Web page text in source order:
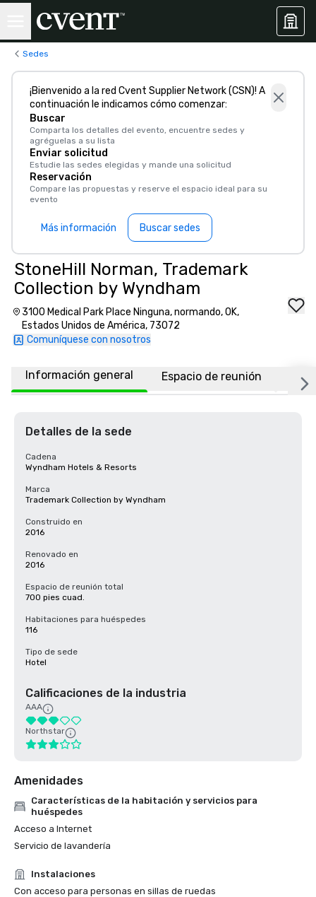
Sedes
¡Bienvenido a la red Cvent Supplier Network (CSN)! A
continuación le indicamos cómo comenzar:
Buscar
Comparta los detalles del evento, encuentre sedes y
agréguelas a su lista
Enviar solicitud
Estudie las sedes elegidas y mande una solicitud
Reservación
Compare las propuestas y reserve el espacio ideal para su
evento
Más información Buscar sedes
StoneHill Norman, Trademark
Collection by Wyndham
3100 Medical Park Place Ninguna, normando, OK,
Estados Unidos de América, 73072
Comuníquese con nosotros
Información general Espacio de reunión
Detalles de la sede
Cadena
Wyndham Hotels & Resorts
Marca
Trademark Collection by Wyndham
Construido en
2016
Renovado en
2016
Espacio de reunión total
700 pies cuad.
Habitaciones para huéspedes
116
Tipo de sede
Hotel
Calificaciones de la industria
AAA
Northstar
Amenidades
Características de la habitación y servicios para
huéspedes
Acceso a Internet
Servicio de lavandería
Instalaciones
Con acceso para personas en sillas de ruedas